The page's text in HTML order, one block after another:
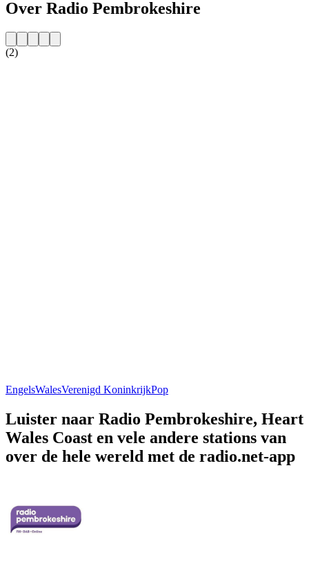
Over Radio Pembrokeshire
(2)
EngelsWalesVerenigd KoninkrijkPop
Luister naar Radio Pembrokeshire, Heart
Wales Coast en vele andere stations van
over de hele wereld met de radio.net-app